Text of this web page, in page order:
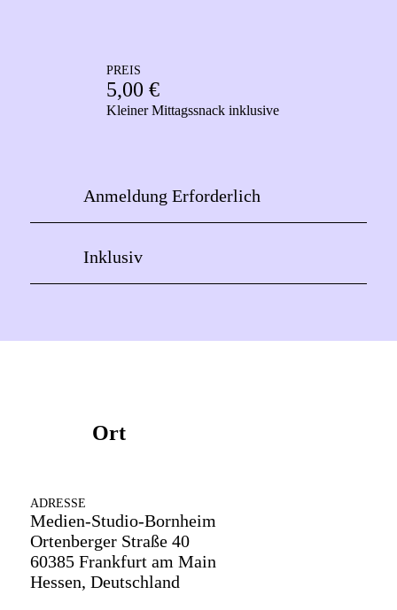
PREIS
5,00 €
Kleiner Mittagssnack inklusive
Anmeldung Erforderlich
Inklusiv
Ort
ADRESSE
Medien-Studio-Bornheim
Ortenberger Straße 40
60385 Frankfurt am Main
Hessen, Deutschland